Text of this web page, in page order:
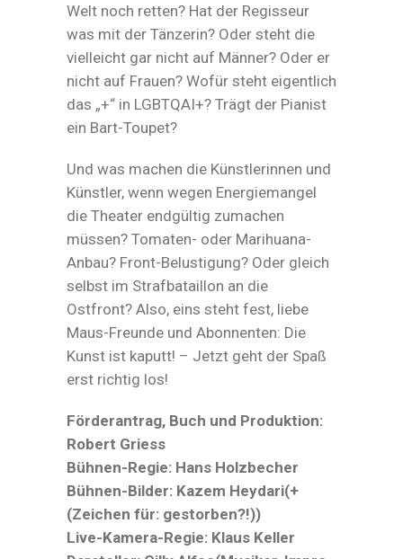
Welt noch retten? Hat der Regisseur
was mit der Tänzerin? Oder steht die
vielleicht gar nicht auf Männer? Oder er
nicht auf Frauen? Wofür steht eigentlich
das „+“ in LGBTQAI+? Trägt der Pianist
ein Bart-Toupet?
Und was machen die Künstlerinnen und
Künstler, wenn wegen Energiemangel
die Theater endgültig zumachen
müssen? Tomaten- oder Marihuana-
Anbau? Front-Belustigung? Oder gleich
selbst im Strafbataillon an die
Ostfront? Also, eins steht fest, liebe
Maus-Freunde und Abonnenten: Die
Kunst ist kaputt! – Jetzt geht der Spaß
erst richtig los!
Förderantrag, Buch und Produktion:
Robert Griess
Bühnen-Regie: Hans Holzbecher
Bühnen-Bilder: Kazem Heydari(+
(Zeichen für: gestorben?!))
Live-Kamera-Regie: Klaus Keller